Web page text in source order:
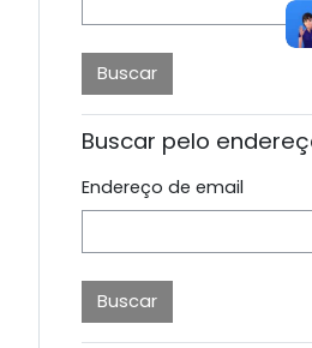
Buscar pelo
Endereço de email